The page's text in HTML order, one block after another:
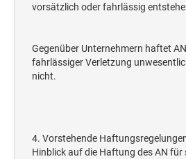
vorsätzlich oder fahrlässig
Gegenüber Unternehmern haftet
fahrlässiger Verletzung
nicht.
4. Vorstehende
Hinblick auf die Haftung des AN für